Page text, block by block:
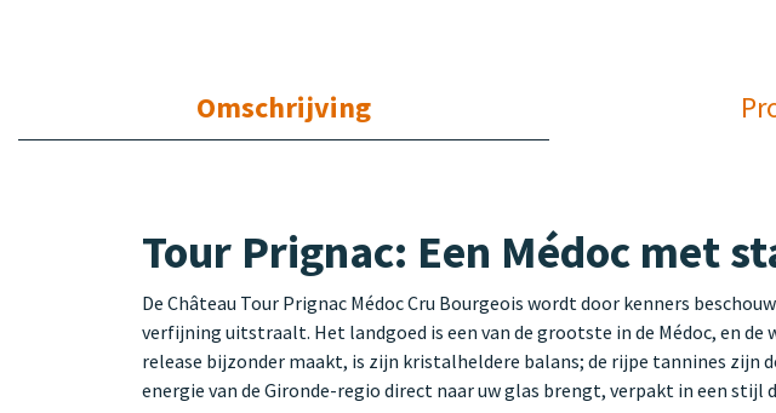
Omschrijving
Tour Prignac: Een Médoc met
De Château Tour Prignac Médoc Cru Bourgeois wordt door kenners
verfijning uitstraalt. Het landgoed is een van de grootste in de Médoc, en
release bijzonder maakt, is zijn kristalheldere balans; de rijpe tannines
energie van de Gironde-regio direct naar uw glas brengt, verpakt in een stijl